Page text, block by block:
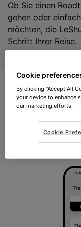
Ob Sie einen
gehen oder
möchten, die
Schritt Ihrer Reise.
App
Mit ein paar
nach Ihren
Cookie
By clicking “Accept All
your device to enhance
our marketing efforts.
Cookie